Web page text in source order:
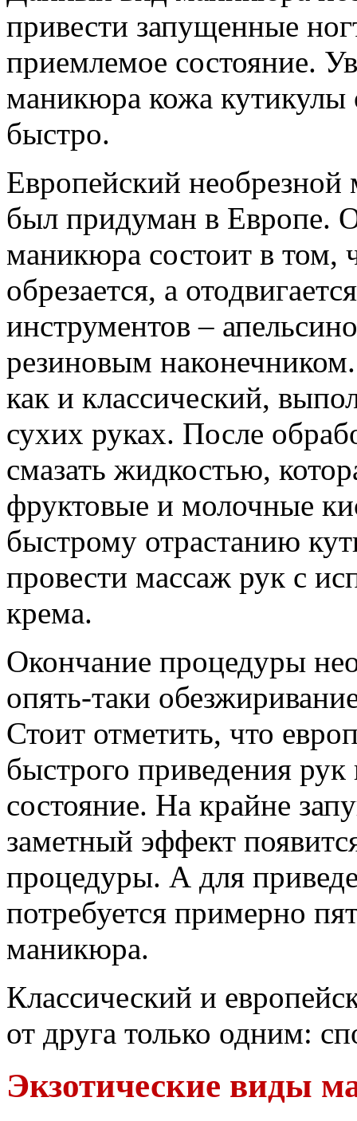
привести запущенные
приемлемое состояние.
маникюра кожа кутикулы
быстро.
Европейский
был придуман в Европе.
маникюра состоит в том,
обрезается, а
инструментов –
резиновым
как и классический,
сухих руках. После
смазать жидкостью,
фруктовые и молочные
быстрому отрастанию
провести массаж рук с
крема.
Окончание процедуры
опять-таки
Стоит отметить, что
быстрого приведения рук
состояние. На крайне
заметный эффект
процедуры. А для
потребуется примерно
маникюра.
Классический и
от друга только одним:
Экзотические виды